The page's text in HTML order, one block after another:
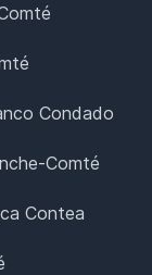
Condado
Comté
Contea